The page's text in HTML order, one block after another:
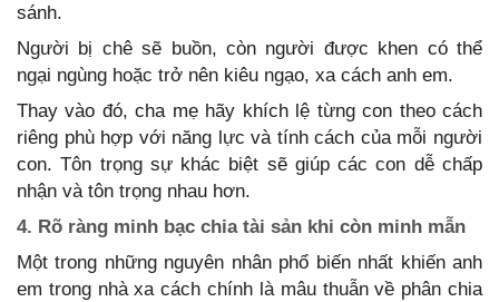
sánh.
Người bị chê sẽ buồn, còn người được khen có thể
ngại ngùng hoặc trở nên kiêu ngạo, xa cách anh em.
Thay vào đó, cha mẹ hãy khích lệ từng con theo cách
riêng phù hợp với năng lực và tính cách của mỗi người
con. Tôn trọng sự khác biệt sẽ giúp các con dễ chấp
nhận và tôn trọng nhau hơn.
4. Rõ ràng minh bạc chia tài sản khi còn minh mẫn
Một trong những nguyên nhân phổ biến nhất khiến anh
em trong nhà xa cách chính là mâu thuẫn về phân chia